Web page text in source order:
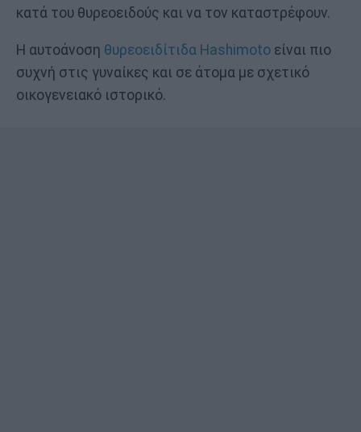
κατά του θυρεοειδούς και να τον καταστρέφουν.
Η αυτοάνοση θυρεοειδίτιδα Hashimoto είναι πιο
συχνή στις γυναίκες και σε άτομα με σχετικό
οικογενειακό ιστορικό.